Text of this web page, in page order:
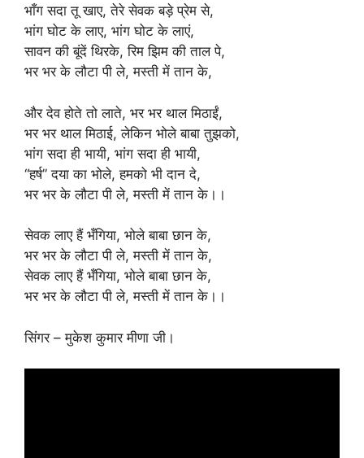
भाँग सदा तू खाए, तेरे सेवक बड़े प्रेम से,
भांग घोट के लाए, भांग घोट के लाएं,
सावन की बूंदें थिरके, रिम झिम की ताल पे,
भर भर के लौटा पी ले, मस्ती में तान के,
और देव होते तो लाते, भर भर थाल मिठाईं,
भर भर थाल मिठाई, लेकिन भोले बाबा तुझको,
भांग सदा ही भायी, भांग सदा ही भायी,
“हर्ष” दया का भोले, हमको भी दान दे,
भर भर के लौटा पी ले, मस्ती में तान के।।
सेवक लाए हैं भँगिया, भोले बाबा छान के,
भर भर के लौटा पी ले, मस्ती में तान के,
सेवक लाए हैं भँगिया, भोले बाबा छान के,
भर भर के लौटा पी ले, मस्ती में तान के।।
सिंगर – मुकेश कुमार मीणा जी।